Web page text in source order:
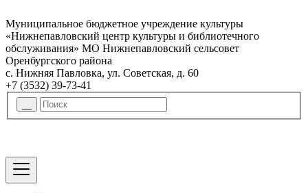
Муниципальное бюджетное учреждение культуры
«Нижнепавловский центр культуры и библиотечного
обслуживания» МО Нижнепавловский сельсовет
Оренбургского района
с. Нижняя Павловка, ул. Советская, д. 60
+7 (3532) 39-73-41